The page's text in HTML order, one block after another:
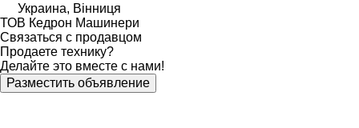
Украина, Вінниця
ТОВ Кедрон Машинери
Связаться с продавцом
Продаете технику?
Делайте это вместе с нами!
Разместить объявление